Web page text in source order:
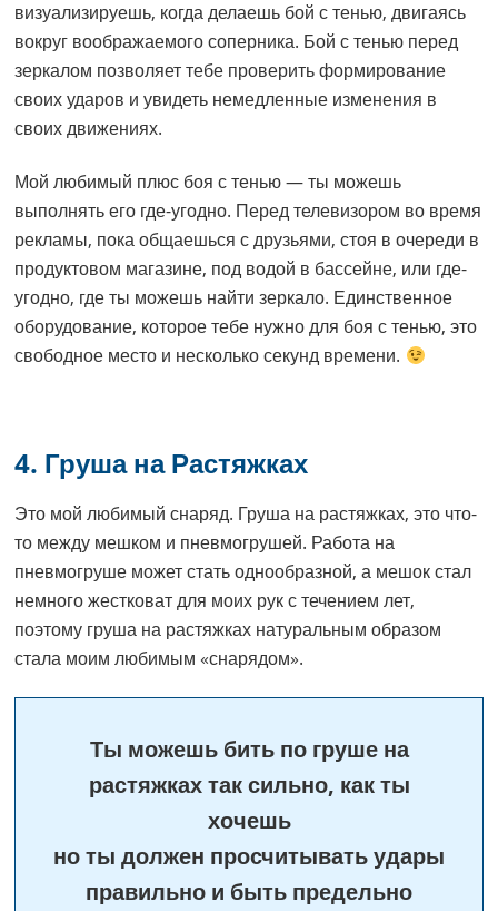
визуализируешь, когда делаешь бой с тенью, двигаясь
вокруг воображаемого соперника. Бой с тенью перед
зеркалом позволяет тебе проверить формирование
своих ударов и увидеть немедленные изменения в
своих движениях.
Мой любимый плюс боя с тенью — ты можешь
выполнять его где-угодно. Перед телевизором во время
рекламы, пока общаешься с друзьями, стоя в очереди в
продуктовом магазине, под водой в бассейне, или где-
угодно, где ты можешь найти зеркало. Единственное
оборудование, которое тебе нужно для боя с тенью, это
свободное место и несколько секунд времени.
4. Груша на Растяжках
Это мой любимый снаряд. Груша на растяжках, это что-
то между мешком и пневмогрушей. Работа на
пневмогруше может стать однообразной, а мешок стал
немного жестковат для моих рук с течением лет,
поэтому груша на растяжках натуральным образом
стала моим любимым «снарядом».
Ты можешь бить по груше на
растяжках так сильно, как ты
хочешь
но ты должен просчитывать удары
правильно и быть предельно